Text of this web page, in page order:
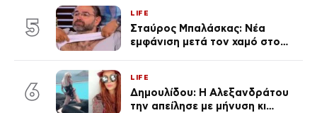
5
LIFE
Σταύρος Μπαλάσκας: Νέα
εμφάνιση μετά τον χαμό στο
6
LIFE
Δημουλίδου: Η Αλεξανδράτου
την απείλησε με μήνυση κι